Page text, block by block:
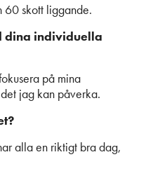
skott liggande.
dina individuella
på mina
jag kan påverka.
alla en riktigt bra dag,